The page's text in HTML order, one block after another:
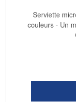
Serviette
couleurs - Un